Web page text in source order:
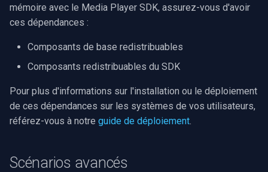
mémoire avec le Media Player SDK, assurez-vous d'avoir
ces dépendances :
Composants de base redistribuables
Composants redistribuables du SDK
Pour plus d'informations sur l'installation ou le déploiement
de ces dépendances sur les systèmes de vos utilisateurs,
référez-vous à notre guide de déploiement.
Scénarios avancés